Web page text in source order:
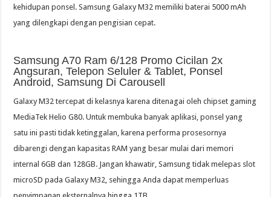
kehidupan ponsel. Samsung Galaxy M32 memiliki baterai 5000 mAh
yang dilengkapi dengan pengisian cepat.
Samsung A70 Ram 6/128 Promo Cicilan 2x
Angsuran, Telepon Seluler & Tablet, Ponsel
Android, Samsung Di Carousell
Galaxy M32 tercepat di kelasnya karena ditenagai oleh chipset gaming
MediaTek Helio G80. Untuk membuka banyak aplikasi, ponsel yang
satu ini pasti tidak ketinggalan, karena performa prosesornya
dibarengi dengan kapasitas RAM yang besar mulai dari memori
internal 6GB dan 128GB. Jangan khawatir, Samsung tidak melepas slot
microSD pada Galaxy M32, sehingga Anda dapat memperluas